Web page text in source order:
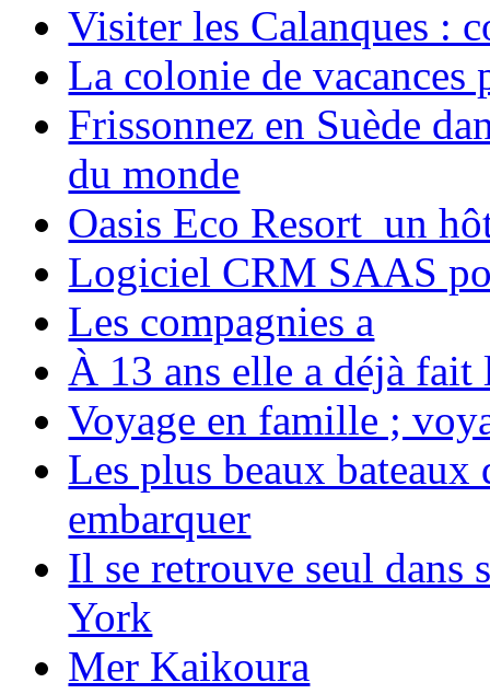
Visiter les Calanques :
La colonie de vacances
Frissonnez en Suède
du monde
Oasis Eco Resort un
Logiciel CRM SAAS
Les compagnies a
À 13 ans elle a déjà
Voyage en famille ;
Les plus beaux bateaux
embarquer
Il se retrouve seul dans
York
Mer Kaikoura